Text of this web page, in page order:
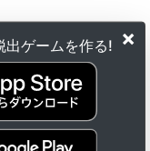
×
出ゲームを作る!